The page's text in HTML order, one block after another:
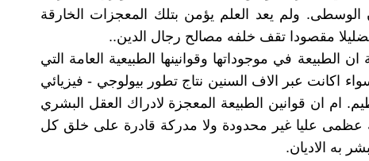
الوسطى. ولم يعد العلم يؤمن بتلك المعجزات الخارقة
تضليلا مقصودا تقف خلفه مصالح رجال الدين..
ان الطبيعة في موجوداتها وقوانينها الطبيعية العامة التي
اكانت عبر الاف السنين نتاج تطور بيولوجي - فيزيائي
ام ان قوانين الطبيعة المعجزة لادراك العقل البشري
عظمى عليا غير محدودة ولا مدركة قادرة على خلق كل
به الاديان.